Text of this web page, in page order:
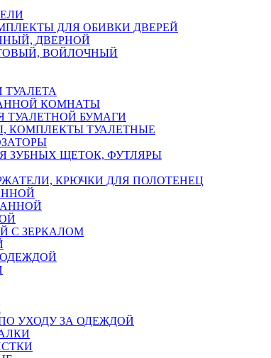
ДЛЯ ОБИВКИ ДВЕРЕЙ
ДВЕРНОЙ
ВОЙЛОЧНЫЙ
КОМНАТЫ
ТУАЛЕТНОЙ БУМАГИ
КОМПЛЕКТЫ ТУАЛЕТНЫЕ
ЗУБНЫХ ЩЕТОК, ФУТЛЯРЫ
КРЮЧКИ ДЛЯ ПОЛОТЕНЕЦ
С ЗЕРКАЛОМ
УХОДУ ЗА ОДЕЖДОЙ